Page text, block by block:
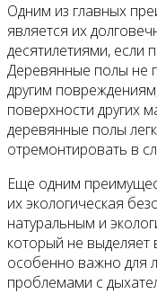
Одним из главных
является их
десятилетиями, если
Деревянные полы не
другим
поверхности других
деревянные полы
отремонтировать в
Еще одним
их экологическая
натуральным и
который не выделяет
особенно важно для
проблемами с